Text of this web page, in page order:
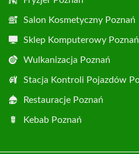
Salon Kosmetyczny Poznań
Sklep Komputerowy Poznań
Wulkanizacja Poznań
Stacja Kontroli Pojazdów
Restauracje Poznań
Kebab Poznań